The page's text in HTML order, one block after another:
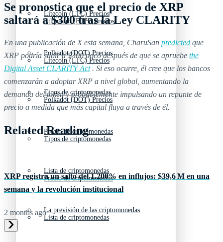
Litecoin (LTC) Precios
Polkadot (DOT) Precios
Tipos de criptomonedas
Precio de criptomonedas
Lista de criptomonedas
La previsión de las criptomonedas
Ethereum (ETH) Precios
Litecoin (LTC) Precios
Polkadot (DOT) Precios
Tipos de criptomonedas
Precio de criptomonedas
Lista de criptomonedas
Se pronostica que el precio de XRP
saltará a $300 tras la Ley CLARITY
En una publicación de X esta semana, CharuSan predicted que
XRP podría subir a $300 poco después de que se apruebe the
Digital Asset CLARITY Act . Si eso ocurre, él cree que los bancos
comenzarán a adoptar XRP a nivel global, aumentando la
demanda del token y probablemente impulsando un repunte de
precio a medida que más capital fluya a través de él.
Related Reading
XRP registra un salto del 1.200% en influjos: $39,6 M en una
semana y la revolución institucional
2 months ago